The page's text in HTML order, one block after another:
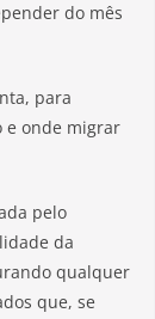
do mês
para
e onde migrar
pelo
da
qualquer
que, se